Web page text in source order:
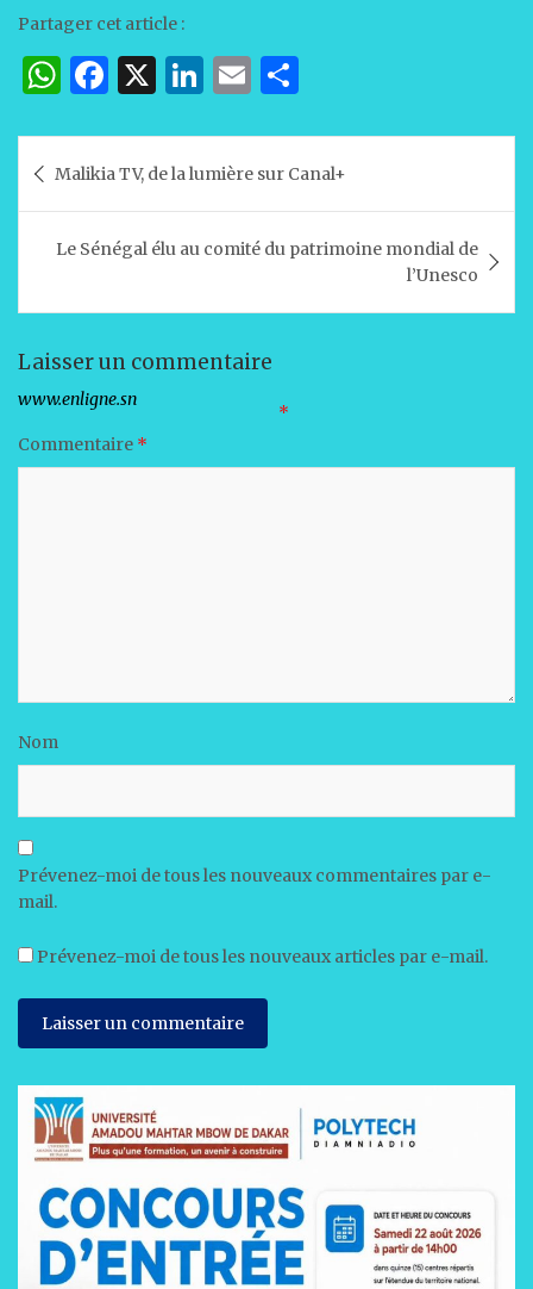
Partager cet article :
W
at
s
A
p
p
F
c
e
b
o
o
X Li
k
e
dI
n
E
ai
l
ta
g
er
de Malikia TV, de la lumière sur Canal+
Le Sénégal élu au comité du patrimoine mondial de
l’Unesco
Laisser un commentaire
Votre adresse e-mail ne sera pas publiée.
Les champs obligatoires sont indiqués avec *
Commentaire *
Nom
Prévenez-moi de tous les nouveaux commentaires par e-
mail.
Prévenez-moi de tous les nouveaux articles par e-mail.